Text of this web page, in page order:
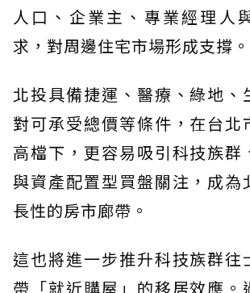
人口、企業主、專業經理人
求，對周邊住宅市場形成支撐。
北投具備捷運、醫療、綠地、
對可承受總價等條件，在台北
高檔下，更容易吸引科技族群
與資產配置型買盤關注，成為
長性的房市廊帶。
這也將進一步推升科技族群往
帶「就近購屋」的移居效應。